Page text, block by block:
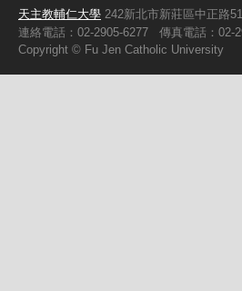
天主教輔仁大學 242新北市新莊區中正路
連絡電話：02-2905-6277
傳真電話：02-
Copyright © Fu Jen Catholic University